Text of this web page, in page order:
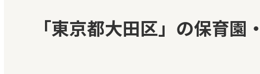
保育園・幼稚園を探す
地図から探す
閲覧履歴
お気に入り
「東京都大田区」の保育